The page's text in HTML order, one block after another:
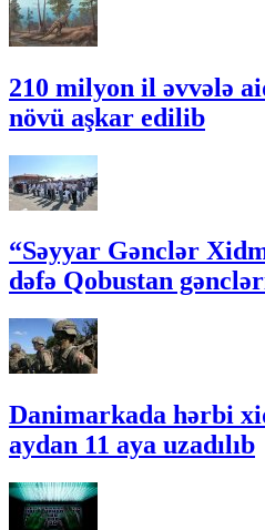
210 milyon il əvvələ
növü aşkar edilib
“Səyyar Gənclər
dəfə Qobustan
Danimarkada hərbi
aydan 11 aya uzadılıb